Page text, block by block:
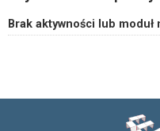
Brak aktywności lub moduł